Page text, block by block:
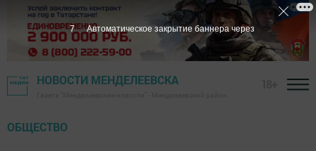
НОВОСТИ МЕНДЕЛЕЕВСКА
ОБЩЕСТВО
7 Автоматическое закрытие баннера через